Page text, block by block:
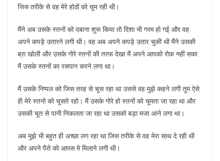
जिस तरीके से वह मेरे होठों को चूम रही थी।
मैंने अब उसके स्तनों को दबाना शुरू किया तो दिशा भी गरम हो गई और वह
अपने कपड़े उतारने लगी थी। वह अब अपने कपड़े उतार चुकी थी मैंने उसकी
ब्रा खोली और उसके गोरे स्तनों की तरफ देखा मैं अपने आपको रोक नहीं सका
मैं उसके स्तनों का रसपान करने लगा था।
मैं उसके निप्पल को जिस तरह से चूस रहा था उससे वह मुझे कहने लगी तुम ऐसे
ही मेरे स्तनो को चूसते रहो। मैं उसके गोरे हो स्तनों को चूमता जा रहा था और
उसकी चूत से पानी निकलता जा रहा था उसको बड़ा मजा आने लगा था।
अब मुझे भी बहुत ही अच्छा लग रहा था जिस तरीके से वह मेरा साथ दे रही थी
और अपने पैरो को आपस मे मिलाने लगी थी।